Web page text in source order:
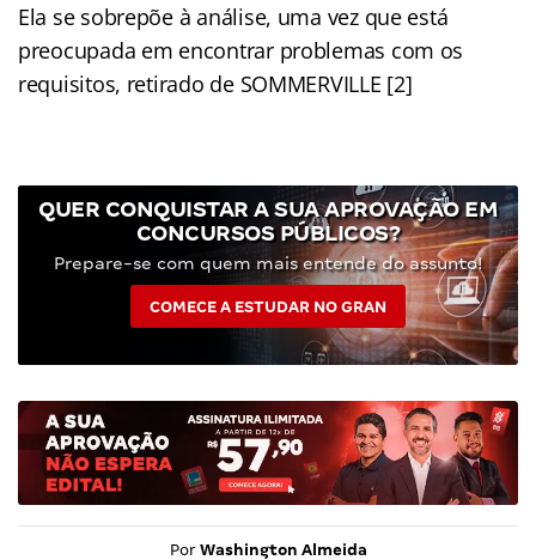
Ela se sobrepõe à análise, uma vez que está
preocupada em encontrar problemas com os
requisitos, retirado de SOMMERVILLE [2]
QUER CONQUISTAR A SUA APROVAÇÃO EM
CONCURSOS PÚBLICOS?
Prepare-se com quem mais entende do assunto!
COMECE A ESTUDAR NO GRAN
Por Washington Almeida